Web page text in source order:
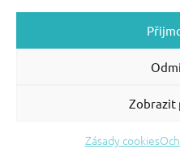
Zobrazit
Zásady cookies